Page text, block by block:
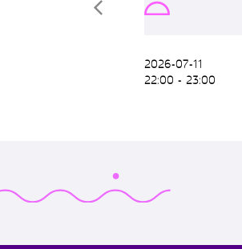
2026-07-11
22:00 - 23:00